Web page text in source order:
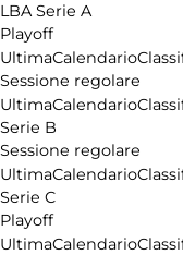
LBA Serie A
Playoff
UltimaCalendario
Sessione regolare
UltimaCalendario
Serie B
Sessione regolare
UltimaCalendario
Serie C
Playoff
UltimaCalendario